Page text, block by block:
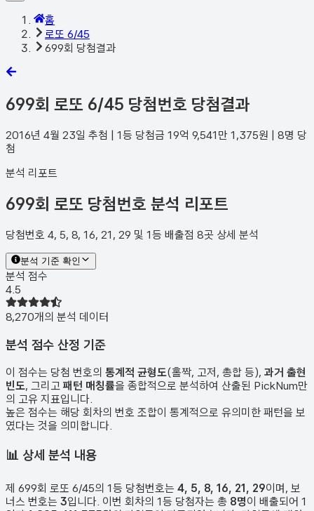
홈
로또 6/45
699회 당첨결과
699회 로또 6/45 당첨번호 당첨결과
2016년 4월 23일 추첨 | 1등 당첨금 19억 9,541만 1,375원 | 8명 당
첨
분석 리포트
699회 로또 당첨번호 분석 리포트
당첨번호 4, 5, 8, 16, 21, 29 및 1등 배출점 8곳 상세 분석
분석 기준 확인
분석 점수
4.5
8,270개의 분석 데이터
분석 점수 산정 기준
이 점수는 당첨 번호의 통계적 균형도(홀짝, 고저, 총합 등), 과거 출현
빈도, 그리고 패턴 매칭률을 종합적으로 분석하여 산출된 PickNum만
의 고유 지표입니다.
높은 점수는 해당 회차의 번호 조합이 통계적으로 유의미한 패턴을 보
였다는 것을 의미합니다.
📊 상세 분석 내용
제 699회 로또 6/45의 1등 당첨번호는 4, 5, 8, 16, 21, 29이며, 보
너스 번호는 3입니다. 이번 회차의 1등 당첨자는 총 8명이 배출되어 1